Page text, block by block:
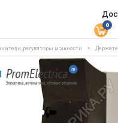
0
регуляторы мощности